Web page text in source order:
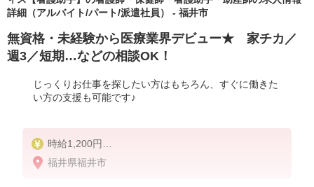
詳細（アルバイト/パート/派遣社員） - 福井市
無資格・未経験から医療業界デビュー★ 家チカ／
週3／短期…などの相談OK！
じっくりお仕事を探したい方はもちろん、すぐに働きた
い方の支援も可能です♪
時給1,200円
★週払いOK（規定あり）
福井県福井市